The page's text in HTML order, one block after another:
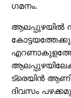
ഗമനം.
ആലപ്പുഴയിൽ
ട്രെയിൻ
ദിവസം